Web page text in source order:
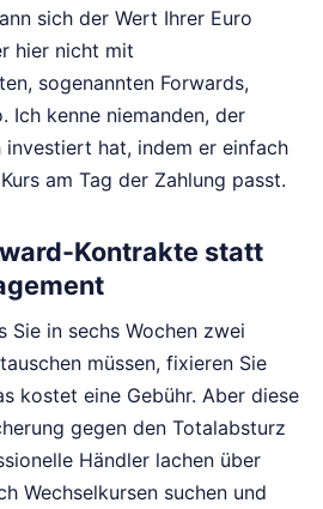
sich der Wert Ihrer Euro
hier nicht mit
sogenannten Forwards,
Ich kenne niemanden, der
hat, indem er einfach
am Tag der Zahlung passt.
Kontrakte statt
Sie in sechs Wochen zwei
müssen, fixieren Sie
kostet eine Gebühr. Aber diese
gegen den Totalabsturz
Händler lachen über
Wechselkursen suchen und